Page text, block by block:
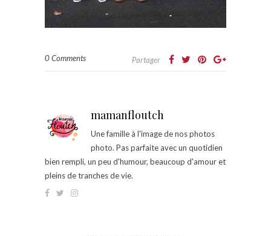
0 Comments Partager
mamanfloutch
Une famille à l'image de nos photos
photo. Pas parfaite avec un quotidien
bien rempli, un peu d'humour, beaucoup d'amour et
pleins de tranches de vie.